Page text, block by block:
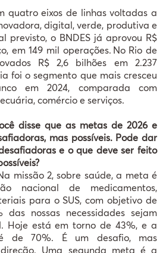
quatro eixos de linhas voltadas a
digital, verde, produtiva e
previsto, o BNDES já aprovou R$
em 149 mil operações. No Rio de
R$ 2,6 bilhões em 2.237
foi o segmento que mais cresceu
em 2024, comparada com
comércio e serviços.
disse que as metas de 2026 e
mas possíveis. Pode dar
e o que deve ser feito
missão 2, sobre saúde, a meta é
nacional de medicamentos,
para o SUS, com objetivo de
nossas necessidades sejam
Hoje está em torno de 43%, e a
de 70%. É um desafio, mas
Uma segunda meta é a